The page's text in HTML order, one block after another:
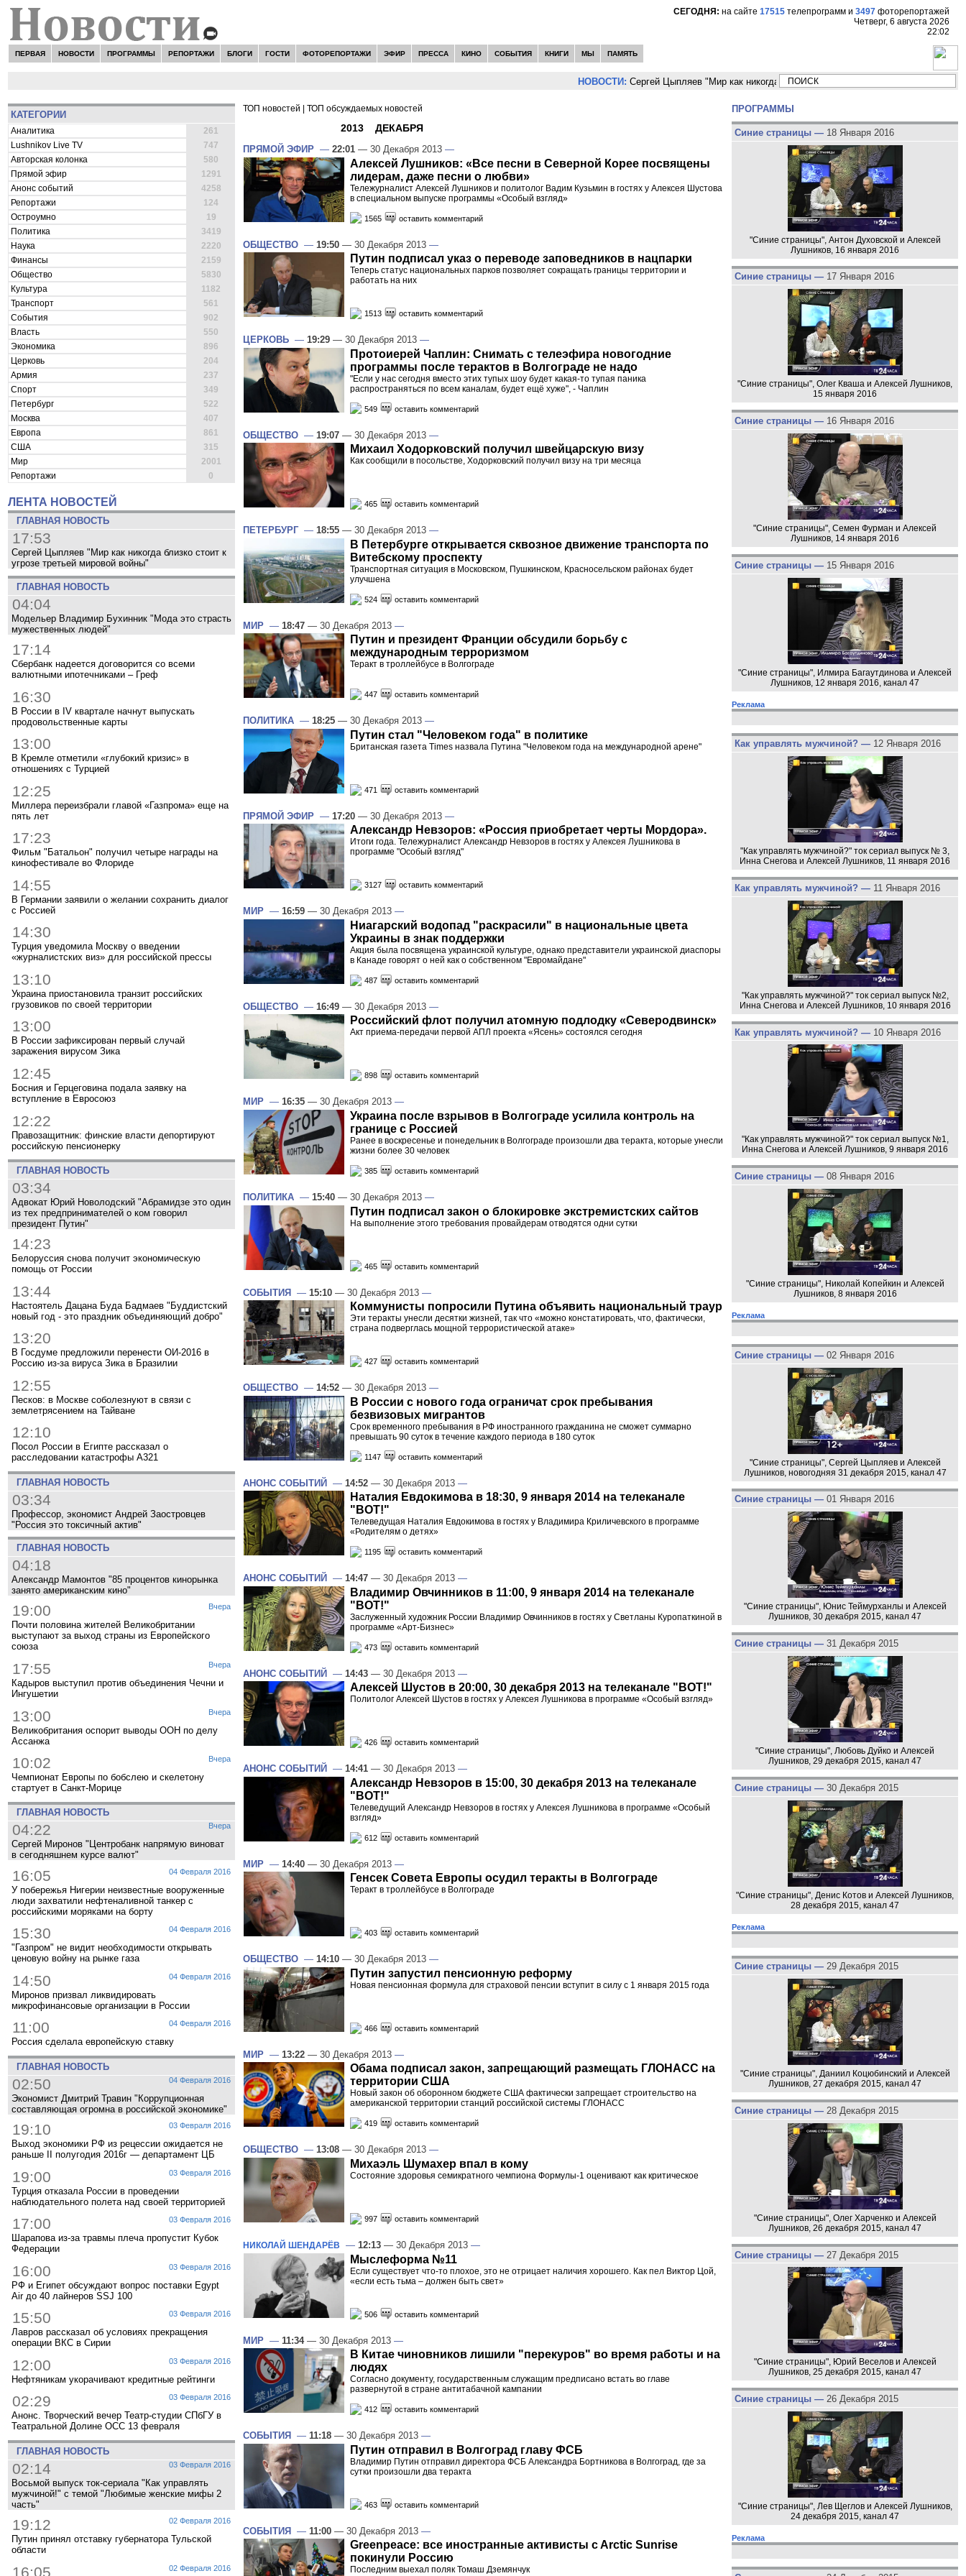
СЕГОДНЯ: на сайте 17515 телепрограмм и 3497 фоторепортажей
Четверг, 6 августа 2026
22:02
ПЕРВАЯ НОВОСТИ ПРОГРАММЫ РЕПОРТАЖИ БЛОГИ ГОСТИ ФОТОРЕПОРТАЖИ ЭФИР ПРЕССА КИНО СОБЫТИЯ КНИГИ МЫ ПАМЯТЬ
НОВОСТИ: Сергей Цыпляев "Мир как никогда близко стоит к угрозе третьей мировой войны"
КАТЕГОРИИ
Аналитика
261
Lushnikov Live TV
747
Авторская колонка
580
Прямой эфир
1291
Анонс событий
4258
Репортажи
124
Остроумно
19
Политика
3419
Наука
2220
Финансы
2159
Общество
5830
Культура
1182
Транспорт
561
События
902
Власть
550
Экономика
896
Церковь
204
Армия
237
Спорт
349
Петербург
522
Москва
407
Европа
861
США
315
Мир
2001
Репортажи
0
ЛЕНТА НОВОСТЕЙ
ГЛАВНАЯ НОВОСТЬ
17:53
Сергей Цыпляев "Мир как никогда близко стоит к
угрозе третьей мировой войны"
ГЛАВНАЯ НОВОСТЬ
04:04
Модельер Владимир Бухинник "Мода это страсть
мужественных людей"
17:14
Сбербанк надеется договорится со всеми
валютными ипотечниками – Греф
16:30
В России в IV квартале начнут выпускать
продовольственные карты
13:00
В Кремле отметили «глубокий кризис» в
отношениях с Турцией
12:25
Миллера переизбрали главой «Газпрома» еще на
пять лет
17:23
Фильм "Батальон" получил четыре награды на
кинофестивале во Флориде
14:55
В Германии заявили о желании сохранить диалог
с Россией
14:30
Турция уведомила Москву о введении
«журналистских виз» для российской прессы
13:10
Украина приостановила транзит российских
грузовиков по своей территории
13:00
В России зафиксирован первый случай
заражения вирусом Зика
12:45
Босния и Герцеговина подала заявку на
вступление в Евросоюз
12:22
Правозащитник: финские власти депортируют
российскую пенсионерку
ГЛАВНАЯ НОВОСТЬ
03:34
Адвокат Юрий Новолодский "Абрамидзе это один
из тех предпринимателей о ком говорил
президент Путин"
14:23
Белоруссия снова получит экономическую
помощь от России
13:44
Настоятель Дацана Буда Бадмаев "Буддистский
новый год - это праздник объединяющий добро"
13:20
В Госдуме предложили перенести ОИ-2016 в
Россию из-за вируса Зика в Бразилии
12:55
Песков: в Москве соболезнуют в связи с
землетрясением на Тайване
12:10
Посол России в Египте рассказал о
расследовании катастрофы A321
ГЛАВНАЯ НОВОСТЬ
03:34
Профессор, экономист Андрей Заостровцев
"Россия это токсичный актив"
ГЛАВНАЯ НОВОСТЬ
04:18
Александр Мамонтов "85 процентов кинорынка
занято американским кино"
Вчера
19:00
Почти половина жителей Великобритании
выступают за выход страны из Европейского
союза
Вчера
17:55
Кадыров выступил против объединения Чечни и
Ингушетии
Вчера
13:00
Великобритания оспорит выводы ООН по делу
Ассанжа
Вчера
10:02
Чемпионат Европы по бобслею и скелетону
стартует в Санкт-Морице
ГЛАВНАЯ НОВОСТЬ
Вчера
04:22
Сергей Миронов "Центробанк напрямую виноват
в сегодняшнем курсе валют"
04 Февраля 2016
16:05
У побережья Нигерии неизвестные вооруженные
люди захватили нефтеналивной танкер с
российскими моряками на борту
04 Февраля 2016
15:30
"Газпром" не видит необходимости открывать
ценовую войну на рынке газа
04 Февраля 2016
14:50
Миронов призвал ликвидировать
микрофинансовые организации в России
04 Февраля 2016
11:00
Россия сделала европейскую ставку
ГЛАВНАЯ НОВОСТЬ
04 Февраля 2016
02:50
Экономист Дмитрий Травин "Коррупционная
составляющая огромна в российской экономике"
03 Февраля 2016
19:10
Выход экономики РФ из рецессии ожидается не
раньше II полугодия 2016г — департамент ЦБ
03 Февраля 2016
19:00
Турция отказала России в проведении
наблюдательного полета над своей территорией
03 Февраля 2016
17:00
Шарапова из-за травмы плеча пропустит Кубок
Федерации
03 Февраля 2016
16:00
РФ и Египет обсуждают вопрос поставки Egypt
Air до 40 лайнеров SSJ 100
03 Февраля 2016
15:50
Лавров рассказал об условиях прекращения
операции ВКС в Сирии
03 Февраля 2016
12:00
Нефтяникам укорачивают кредитные рейтинги
03 Февраля 2016
02:29
Анонс. Творческий вечер Театр-студии СПбГУ в
Театральной Долине ОСС 13 февраля
ГЛАВНАЯ НОВОСТЬ
03 Февраля 2016
02:14
Восьмой выпуск ток-сериала "Как управлять
мужчиной!" с темой "Любимые женские мифы 2
часть"
02 Февраля 2016
19:12
Путин принял отставку губернатора Тульской
области
02 Февраля 2016
16:05
ТОП новостей ТОП обсуждаемых новостей
2013 ДЕКАБРЯ
ПРЯМОЙ ЭФИР — 22:01 — 30 Декабря 2013 —
Алексей Лушников: «Все песни в Северной Корее посвящены
лидерам, даже песни о любви»
Тележурналист Алексей Лушников и политолог Вадим Кузьмин в гостях у Алексея Шустова
в специальном выпуске программы «Особый взгляд»
1565 оставить комментарий
ОБЩЕСТВО — 19:50 — 30 Декабря 2013 —
Путин подписал указ о переводе заповедников в нацпарки
Теперь статус национальных парков позволяет сокращать границы территории и
работать на них
1513 оставить комментарий
ЦЕРКОВЬ — 19:29 — 30 Декабря 2013 —
Протоиерей Чаплин: Снимать с телеэфира новогодние
программы после терактов в Волгограде не надо
"Если у нас сегодня вместо этих тупых шоу будет какая-то тупая паника
распространяться по всем каналам, будет ещё хуже", - Чаплин
549 оставить комментарий
ОБЩЕСТВО — 19:07 — 30 Декабря 2013 —
Михаил Ходорковский получил швейцарскую визу
Как сообщили в посольстве, Ходорковский получил визу на три месяца
465 оставить комментарий
ПЕТЕРБУРГ — 18:55 — 30 Декабря 2013 —
В Петербурге открывается сквозное движение транспорта по
Витебскому проспекту
Транспортная ситуация в Московском, Пушкинском, Красносельском районах будет
улучшена
524 оставить комментарий
МИР — 18:47 — 30 Декабря 2013 —
Путин и президент Франции обсудили борьбу с
международным терроризмом
Теракт в троллейбусе в Волгограде
447 оставить комментарий
ПОЛИТИКА — 18:25 — 30 Декабря 2013 —
Путин стал "Человеком года" в политике
Британская газета Times назвала Путина "Человеком года на международной арене"
471 оставить комментарий
ПРЯМОЙ ЭФИР — 17:20 — 30 Декабря 2013 —
Александр Невзоров: «Россия приобретает черты Мордора».
Итоги года. Тележурналист Александр Невзоров в гостях у Алексея Лушникова в
программе "Особый взгляд"
3127 оставить комментарий
МИР — 16:59 — 30 Декабря 2013 —
Ниагарский водопад "раскрасили" в национальные цвета
Украины в знак поддержки
Акция была посвящена украинской культуре, однако представители украинской диаспоры
в Канаде говорят о ней как о собственном "Евромайдане"
487 оставить комментарий
ОБЩЕСТВО — 16:49 — 30 Декабря 2013 —
Российский флот получил атомную подлодку «Северодвинск»
Акт приема-передачи первой АПЛ проекта «Ясень» состоялся сегодня
898 оставить комментарий
МИР — 16:35 — 30 Декабря 2013 —
Украина после взрывов в Волгограде усилила контроль на
границе с Россией
Ранее в воскресенье и понедельник в Волгограде произошли два теракта, которые унесли
жизни более 30 человек
385 оставить комментарий
ПОЛИТИКА — 15:40 — 30 Декабря 2013 —
Путин подписал закон о блокировке экстремистских сайтов
На выполнение этого требования провайдерам отводятся одни сутки
465 оставить комментарий
СОБЫТИЯ — 15:10 — 30 Декабря 2013 —
Коммунисты попросили Путина объявить национальный траур
Эти теракты унесли десятки жизней, так что «можно констатировать, что, фактически,
страна подверглась мощной террористической атаке»
427 оставить комментарий
ОБЩЕСТВО — 14:52 — 30 Декабря 2013 —
В России с нового года ограничат срок пребывания
безвизовых мигрантов
Срок временного пребывания в РФ иностранного гражданина не сможет суммарно
превышать 90 суток в течение каждого периода в 180 суток
1147 оставить комментарий
АНОНС СОБЫТИЙ — 14:52 — 30 Декабря 2013 —
Наталия Евдокимова в 18:30, 9 января 2014 на телеканале
"ВОТ!"
Телеведущая Наталия Евдокимова в гостях у Владимира Криличевского в программе
«Родителям о детях»
1195 оставить комментарий
АНОНС СОБЫТИЙ — 14:47 — 30 Декабря 2013 —
Владимир Овчинников в 11:00, 9 января 2014 на телеканале
"ВОТ!"
Заслуженный художник России Владимир Овчинников в гостях у Светланы Куропаткиной в
программе «Арт-Бизнес»
473 оставить комментарий
АНОНС СОБЫТИЙ — 14:43 — 30 Декабря 2013 —
Алексей Шустов в 20:00, 30 декабря 2013 на телеканале "ВОТ!"
Политолог Алексей Шустов в гостях у Алексея Лушникова в программе «Особый взгляд»
426 оставить комментарий
АНОНС СОБЫТИЙ — 14:41 — 30 Декабря 2013 —
Александр Невзоров в 15:00, 30 декабря 2013 на телеканале
"ВОТ!"
Телеведущий Александр Невзоров в гостях у Алексея Лушникова в программе «Особый
взгляд»
612 оставить комментарий
МИР — 14:40 — 30 Декабря 2013 —
Генсек Совета Европы осудил теракты в Волгограде
Теракт в троллейбусе в Волгограде
403 оставить комментарий
ОБЩЕСТВО — 14:10 — 30 Декабря 2013 —
Путин запустил пенсионную реформу
Новая пенсионная формула для страховой пенсии вступит в силу с 1 января 2015 года
466 оставить комментарий
МИР — 13:22 — 30 Декабря 2013 —
Обама подписал закон, запрещающий размещать ГЛОНАСС на
территории США
Новый закон об оборонном бюджете США фактически запрещает строительство на
американской территории станций российской системы ГЛОНАСС
419 оставить комментарий
ОБЩЕСТВО — 13:08 — 30 Декабря 2013 —
Михаэль Шумахер впал в кому
Состояние здоровья семикратного чемпиона Формулы-1 оценивают как критическое
997 оставить комментарий
НИКОЛАЙ ШЕНДАРЁВ — 12:13 — 30 Декабря 2013 —
Мыслефо­рма №11
Если существует что-то плохое, это не отрицает наличия хорошего. Как пел Виктор Цой,
«если есть тьма – должен быть свет»
506 оставить комментарий
МИР — 11:34— 30 Декабря 2013 —
В Китае чиновников лишили "перекуров" во время работы и на
людях
Согласно документу, государственным служащим предписано встать во главе
развернутой в стране антитабачной кампании
412 оставить комментарий
СОБЫТИЯ — 11:18 — 30 Декабря 2013 —
Путин отправил в Волгоград главу ФСБ
Владимир Путин отправил директора ФСБ Александра Бортникова в Волгоград, где за
сутки произошли два теракта
463 оставить комментарий
СОБЫТИЯ — 11:00 — 30 Декабря 2013 —
Greenpeace: все иностранные активисты c Arctic Sunrise
покинули Россию
Последним выехал поляк Томаш Дземянчук
ПРОГРАММЫ
Синие страницы — 18 Января 2016
"Синие страницы", Антон Духовской и Алексей
Лушников, 16 января 2016
Синие страницы — 17 Января 2016
"Синие страницы", Олег Кваша и Алексей Лушников,
15 января 2016
Синие страницы — 16 Января 2016
"Синие страницы", Семен Фурман и Алексей
Лушников, 14 января 2016
Синие страницы — 15 Января 2016
"Синие страницы", Илмира Багаутдинова и Алексей
Лушников, 12 января 2016, канал 47
Реклама
Как управлять мужчиной? — 12 Января 2016
"Как управлять мужчиной?" ток сериал выпуск № 3,
Инна Снегова и Алексей Лушников, 11 января 2016
Как управлять мужчиной? — 11 Января 2016
"Как управлять мужчиной?" ток сериал выпуск №2,
Инна Снегова и Алексей Лушников, 10 января 2016
Как управлять мужчиной? — 10 Января 2016
"Как управлять мужчиной?" ток сериал выпуск №1,
Инна Снегова и Алексей Лушников, 9 января 2016
Синие страницы — 08 Января 2016
"Синие страницы", Николай Копейкин и Алексей
Лушников, 8 января 2016
Реклама
Синие страницы — 02 Января 2016
"Синие страницы", Сергей Цыпляев и Алексей
Лушников, новогодняя 31 декабря 2015, канал 47
Синие страницы — 01 Января 2016
"Синие страницы", Юнис Теймурханлы и Алексей
Лушников, 30 декабря 2015, канал 47
Синие страницы — 31 Декабря 2015
"Синие страницы", Любовь Дуйко и Алексей
Лушников, 29 декабря 2015, канал 47
Синие страницы — 30 Декабря 2015
"Синие страницы", Денис Котов и Алексей Лушников,
28 декабря 2015, канал 47
Реклама
Синие страницы — 29 Декабря 2015
"Синие страницы", Даниил Коцюбинский и Алексей
Лушников, 27 декабря 2015, канал 47
Синие страницы — 28 Декабря 2015
"Синие страницы", Олег Харченко и Алексей
Лушников, 26 декабря 2015, канал 47
Синие страницы — 27 Декабря 2015
"Синие страницы", Юрий Веселов и Алексей
Лушников, 25 декабря 2015, канал 47
Синие страницы — 26 Декабря 2015
"Синие страницы", Лев Щеглов и Алексей Лушников,
24 декабря 2015, канал 47
Реклама